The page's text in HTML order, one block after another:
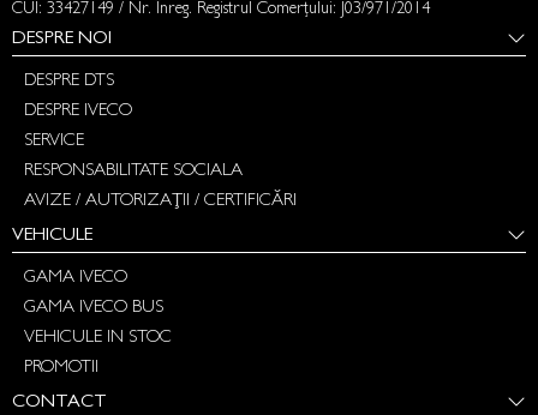
CUI: 33427149 / Nr. Înreg. Registrul Comerțului: J03/971/2014
DESPRE NOI
DESPRE DTS
DESPRE IVECO
SERVICE
RESPONSABILITATE SOCIALA
AVIZE / AUTORIZAȚII / CERTIFICĂRI
VEHICULE
GAMA IVECO
GAMA IVECO BUS
VEHICULE IN STOC
PROMOTII
CONTACT